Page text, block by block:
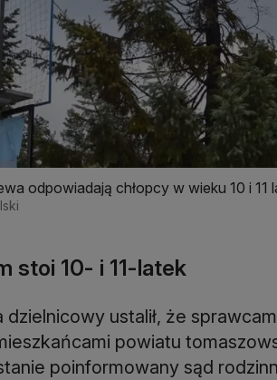
odpowiadają chłopcy w wieku 10 i 11
stoi 10- i 11-latek
ustalił, że
powiatu
poinformowany sąd